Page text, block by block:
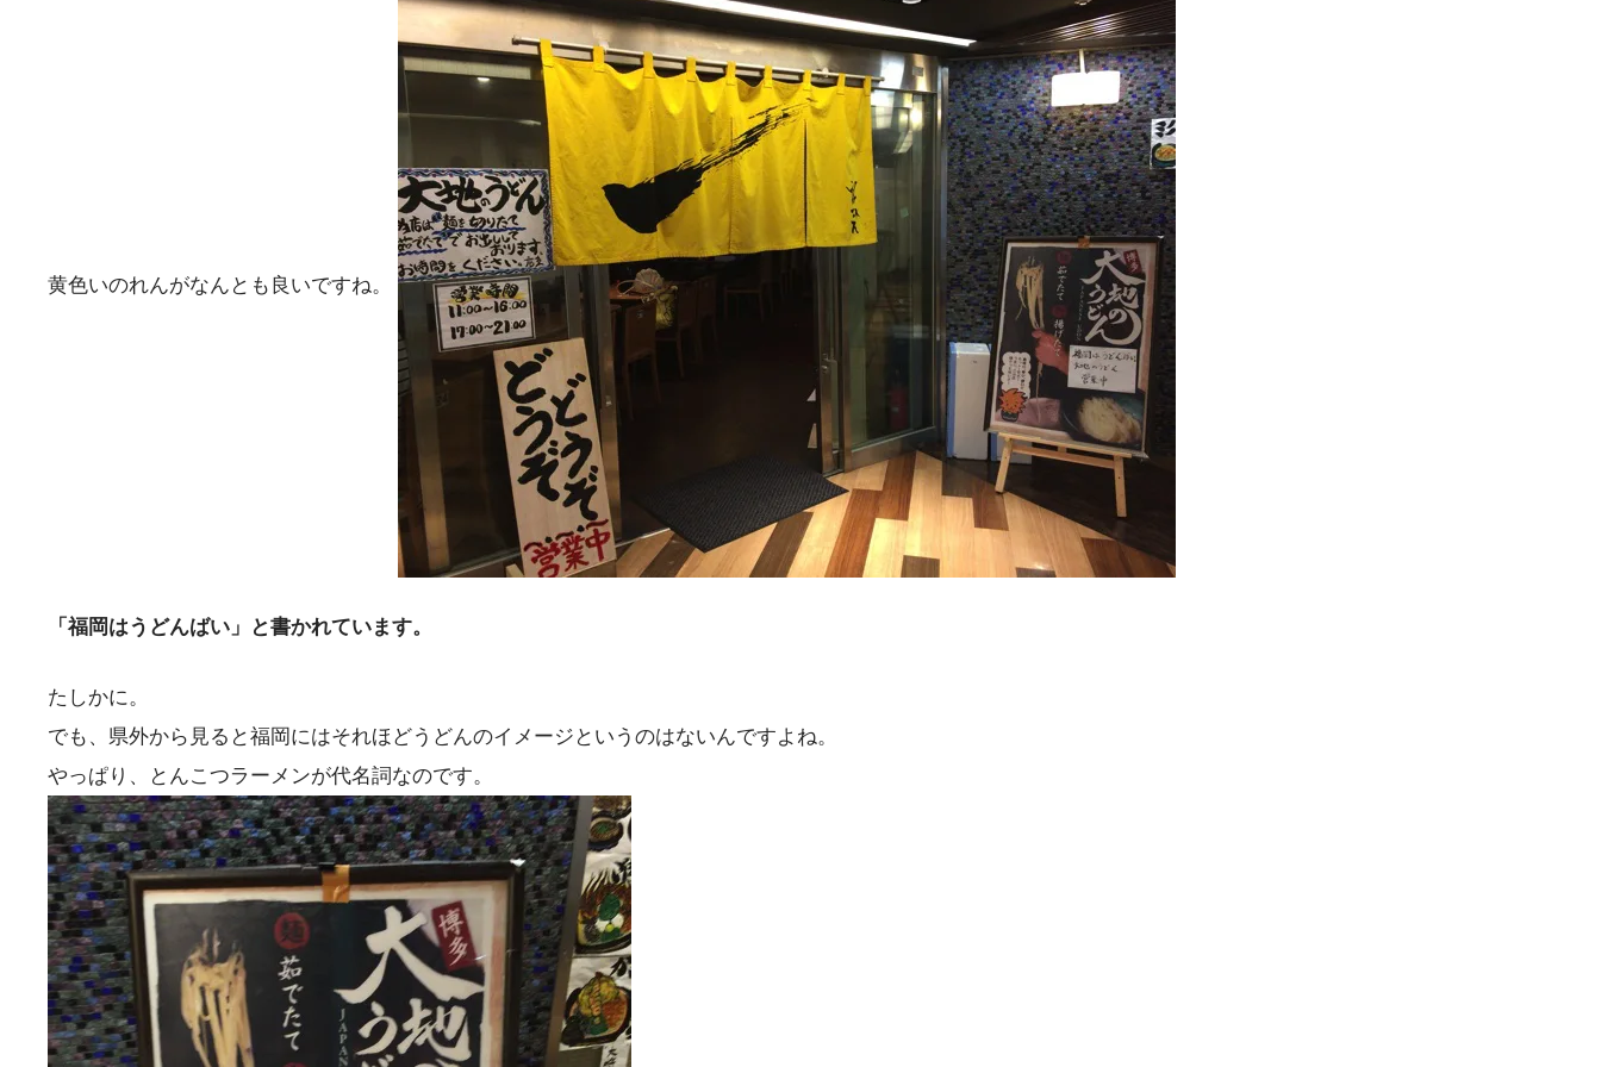
黄色いのれんがなんとも良いですね。
「福岡はうどんばい」と書かれています。
たしかに。
でも、県外から見ると福岡にはそれほどうどんのイメージというのはないんですよね。
やっぱり、とんこつラーメンが代名詞なのです。